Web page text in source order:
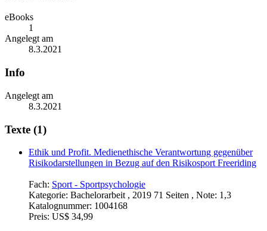
eBooks
1
Angelegt am
8.3.2021
Info
Angelegt am
8.3.2021
Texte (1)
Ethik und Profit. Medienethische Verantwortung gegenüber
Risikodarstellungen in Bezug auf den Risikosport Freeriding
Fach: Sport - Sportpsychologie
Kategorie: Bachelorarbeit , 2019 71 Seiten , Note: 1,3
Katalognummer: 1004168
Preis: US$ 34,99